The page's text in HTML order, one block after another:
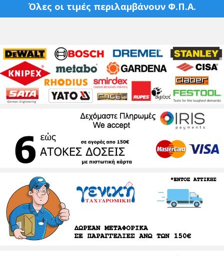
Όλες οι τιμές περιλαμβάνουν Φ.Π.Α.